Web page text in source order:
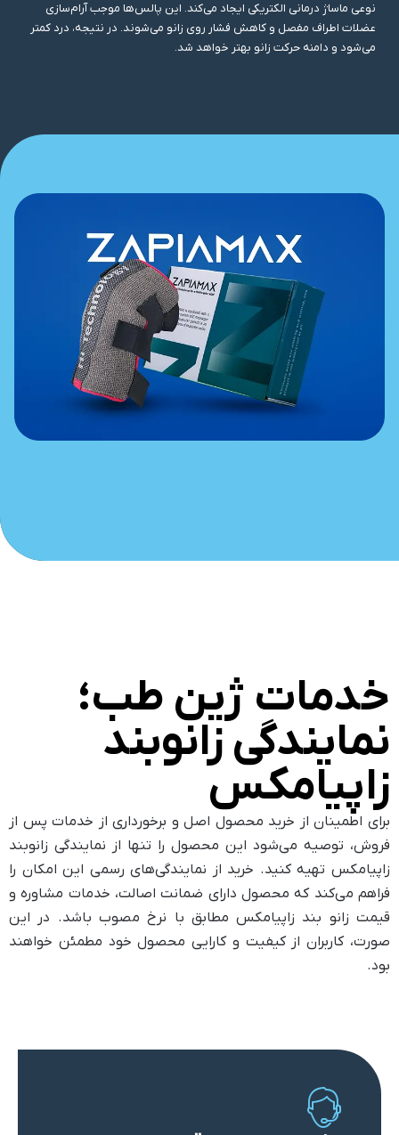
نوعی ماساژ درمانی الکتریکی ایجاد می‌کند. این پالس‌ها موجب آرام‌سازی
عضلات اطراف مفصل و کاهش فشار روی زانو می‌شوند. در نتیجه، درد کمتر
می‌شود و دامنه حرکت زانو بهتر خواهد شد.
خدمات ژین طب؛
نمایندگی زانوبند
زاپیامکس
برای اطمینان از خرید محصول اصل و برخورداری از خدمات پس از
فروش، توصیه می‌شود این محصول را تنها از نمایندگی زانوبند
زاپیامکس تهیه کنید. خرید از نمایندگی‌های رسمی این امکان را
فراهم می‌کند که محصول دارای ضمانت اصالت، خدمات مشاوره و
قیمت زانو بند زاپیامکس مطابق با نرخ مصوب باشد. در این
صورت، کاربران از کیفیت و کارایی محصول خود مطمئن خواهند
بود.